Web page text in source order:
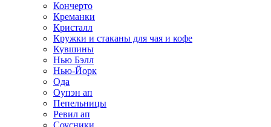
Кончерто
Креманки
Кристалл
Кружки и стаканы для чая и кофе
Кувшины
Нью Бэлл
Нью-Йорк
Ода
Оупэн ап
Пепельницы
Ревил ап
Соусники